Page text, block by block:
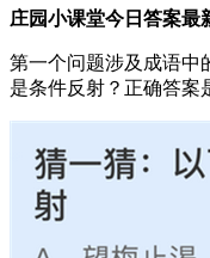
庄园小课堂今日答案最
第一个问题涉及成语中
是条件反射？正确答案